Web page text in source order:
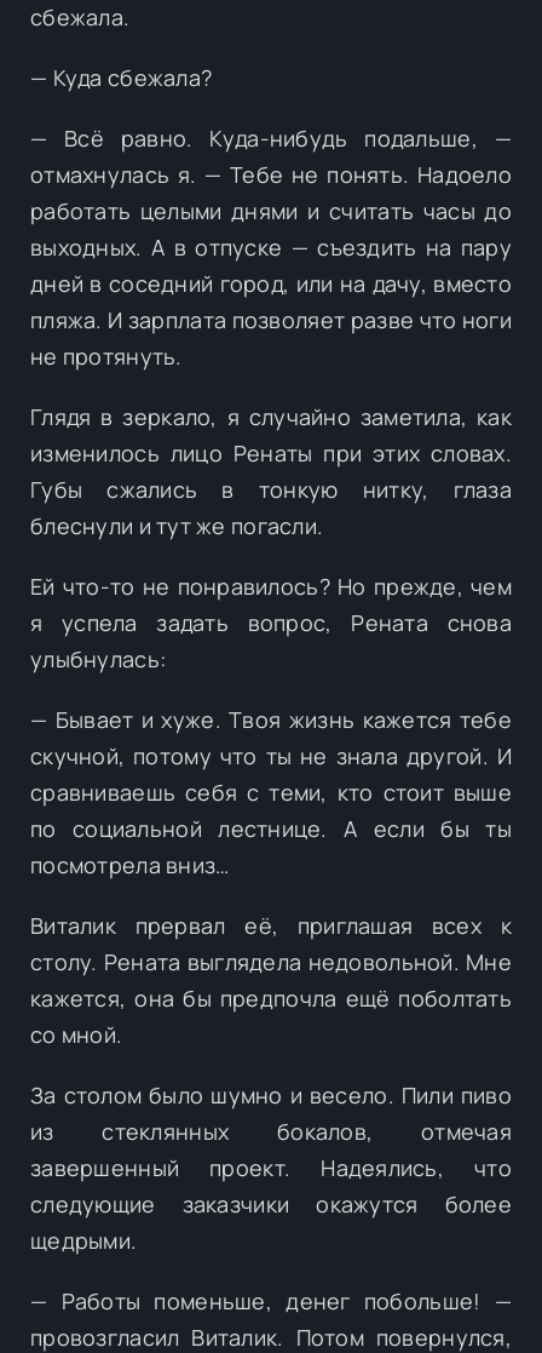
сбежала.
— Куда сбежала?
— Всё равно. Куда-нибудь подальше, —
отмахнулась я. — Тебе не понять. Надоело
работать целыми днями и считать часы до
выходных. А в отпуске — съездить на пару
дней в соседний город, или на дачу, вместо
пляжа. И зарплата позволяет разве что ноги
не протянуть.
Глядя в зеркало, я случайно заметила, как
изменилось лицо Ренаты при этих словах.
Губы сжались в тонкую нитку, глаза
блеснули и тут же погасли.
Ей что-то не понравилось? Но прежде, чем
я успела задать вопрос, Рената снова
улыбнулась:
— Бывает и хуже. Твоя жизнь кажется тебе
скучной, потому что ты не знала другой. И
сравниваешь себя с теми, кто стоит выше
по социальной лестнице. А если бы ты
посмотрела вниз…
Виталик прервал её, приглашая всех к
столу. Рената выглядела недовольной. Мне
кажется, она бы предпочла ещё поболтать
со мной.
За столом было шумно и весело. Пили пиво
из стеклянных бокалов, отмечая
завершенный проект. Надеялись, что
следующие заказчики окажутся более
щедрыми.
— Работы поменьше, денег побольше! —
провозгласил Виталик. Потом повернулся,